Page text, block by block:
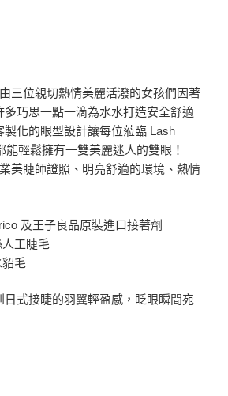
三位親切熱情美麗活潑的女孩們因著
多巧思一點一滴為水水打造安全舒適
化的眼型設計讓每位蒞臨 Lash
能輕鬆擁有一雙美麗迷人的雙眼！
美睫師證照、明亮舒適的環境、熱情
及王子良品原裝進口接著劑
工睫毛
毛
式接睫的羽翼輕盈感，眨眼瞬間宛